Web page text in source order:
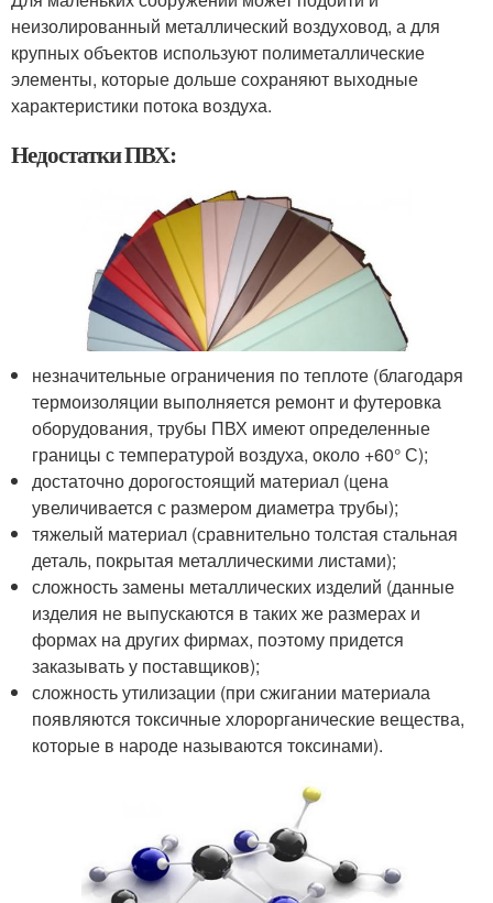
неизолированный металлический воздуховод, а для
крупных объектов используют полиметаллические
элементы, которые дольше сохраняют выходные
характеристики потока воздуха.
Недостатки ПВХ:
незначительные ограничения по теплоте (благодаря
термоизоляции выполняется ремонт и футеровка
оборудования, трубы ПВХ имеют определенные
границы с температурой воздуха, около +60° С);
достаточно дорогостоящий материал (цена
увеличивается с размером диаметра трубы);
тяжелый материал (сравнительно толстая стальная
деталь, покрытая металлическими листами);
сложность замены металлических изделий (данные
изделия не выпускаются в таких же размерах и
формах на других фирмах, поэтому придется
заказывать у поставщиков);
сложность утилизации (при сжигании материала
появляются токсичные хлорорганические вещества,
которые в народе называются токсинами).